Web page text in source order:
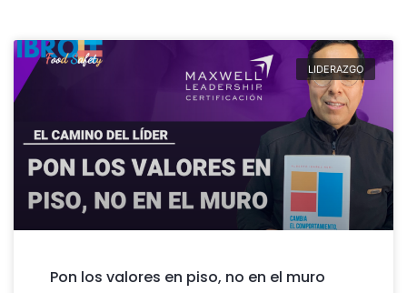
LIDERAZGO
Pon los valores en piso, no en el muro